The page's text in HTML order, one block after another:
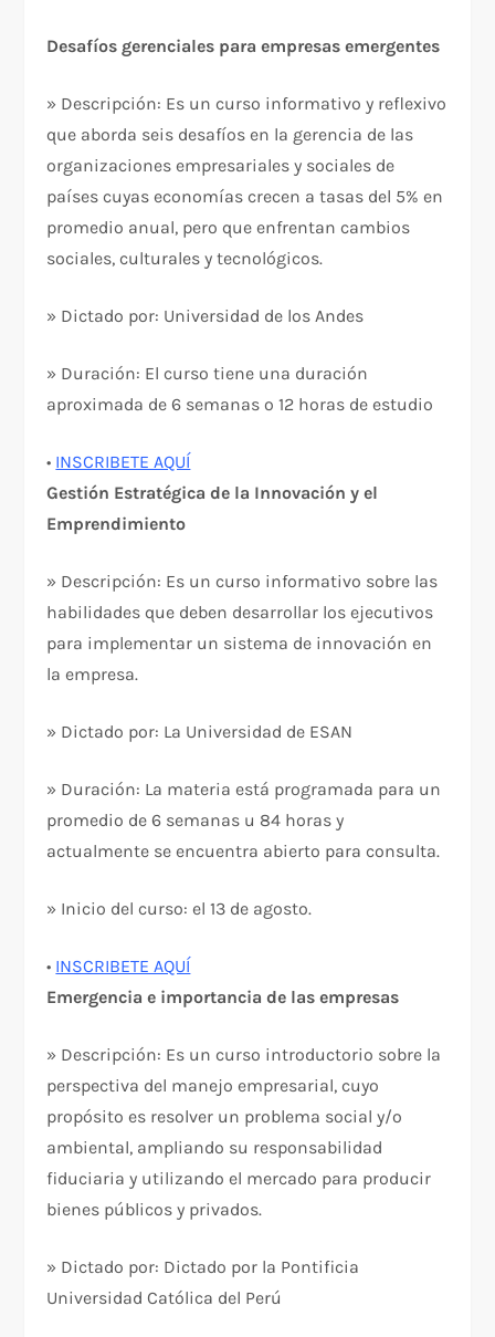
Desafíos gerenciales para empresas emergentes
» Descripción: Es un curso informativo y reflexivo
que aborda seis desafíos en la gerencia de las
organizaciones empresariales y sociales de
países cuyas economías crecen a tasas del 5% en
promedio anual, pero que enfrentan cambios
sociales, culturales y tecnológicos.
» Dictado por: Universidad de los Andes
» Duración: El curso tiene una duración
aproximada de 6 semanas o 12 horas de estudio
• INSCRIBETE AQUÍ
Gestión Estratégica de la Innovación y el
Emprendimiento
» Descripción: Es un curso informativo sobre las
habilidades que deben desarrollar los ejecutivos
para implementar un sistema de innovación en
la empresa.
» Dictado por: La Universidad de ESAN
» Duración: La materia está programada para un
promedio de 6 semanas u 84 horas y
actualmente se encuentra abierto para consulta.
» Inicio del curso: el 13 de agosto.
• INSCRIBETE AQUÍ
Emergencia e importancia de las empresas
» Descripción: Es un curso introductorio sobre la
perspectiva del manejo empresarial, cuyo
propósito es resolver un problema social y/o
ambiental, ampliando su responsabilidad
fiduciaria y utilizando el mercado para producir
bienes públicos y privados.
» Dictado por: Dictado por la Pontificia
Universidad Católica del Perú